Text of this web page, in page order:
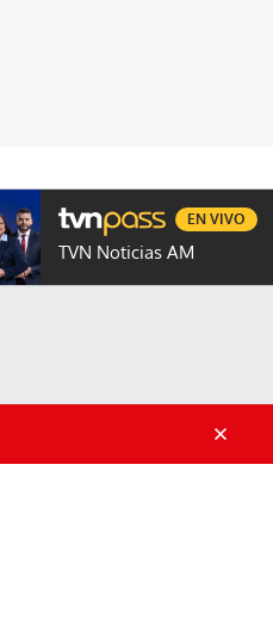
PROGRAMAS GENTE TVN
TVN Noticias AM
EN VIVO